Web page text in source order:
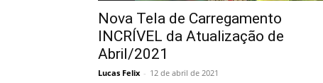
Nova Tela de Carregamento
INCRÍVEL da Atualização de
Abril/2021
Lucas Felix - 12 de abril de 2021